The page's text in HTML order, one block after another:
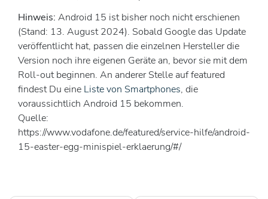
Hinweis: Android 15 ist bisher noch nicht erschienen
(Stand: 13. August 2024). Sobald Google das Update
veröffentlicht hat, passen die einzelnen Hersteller die
Version noch ihre eigenen Geräte an, bevor sie mit dem
Roll-out beginnen. An anderer Stelle auf featured
findest Du eine Liste von Smartphones, die
voraussichtlich Android 15 bekommen.
Quelle:
https://www.vodafone.de/featured/service-hilfe/android-
15-easter-egg-minispiel-erklaerung/#/